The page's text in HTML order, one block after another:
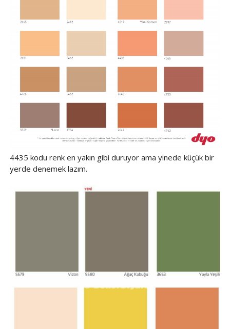
4435 kodu renk en yakın gibi duruyor ama yinede küçük bir
yerde denemek lazım.